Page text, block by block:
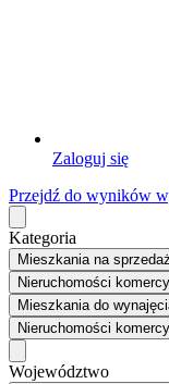
Zaloguj się
Przejdź do wyników
Kategoria
Mieszkaniana sprzedaż
Nieruchomości
Mieszkaniado
Nieruchomości
Województwo